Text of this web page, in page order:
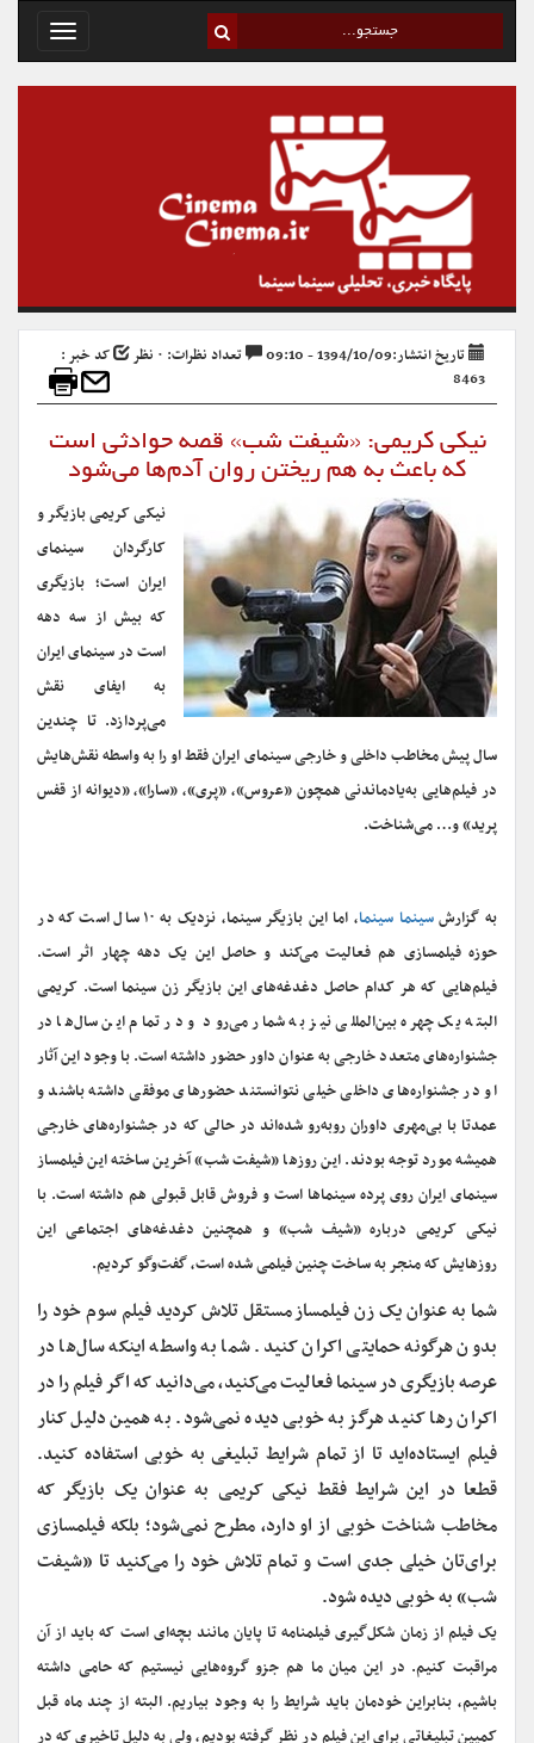
Toggle
تاریخ انتشار:1394/10/09 - 09:10 تعداد نظرات: ۰ نظر
کد خبر :
8463
نیکی کریمی: «شیفت شب» قصه حوادثی است
که باعث به هم ریختن روان آدم‌ها می‌شود
نیکی کریمی بازیگر و
کارگردان سینمای
ایران است؛ بازیگری
که بیش از سه دهه
است در سینمای ایران
به ایفای نقش
می‌پردازد. تا چندین
سال پیش مخاطب داخلی و خارجی سینمای ایران فقط او را به واسطه نقش‌هایش
در فیلم‌هایی به‌یادماندنی همچون «عروس»، «پری»، «سارا»، «دیوانه از قفس
پرید» و… می‌شناخت.
به گزارشسینما سینما
، اما این بازیگر سینما، نزدیک به ۱۰ سال است که در
حوزه فیلمسازی هم فعالیت می‌کند و حاصل این یک دهه چهار اثر است.
فیلم‌هایی که هر کدام حاصل دغدغه‌های این بازیگر زن سینما است. کریمی
البته یک چهره بین‌المللی نیز به شمار می‌رود و در تمام این سال‌ها در
جشنواره‌های متعدد خارجی به عنوان داور حضور داشته است. با وجود این آثار
او در جشنواره‌های داخلی خیلی نتوانستند حضورهای موفقی داشته باشند و
عمدتا با بی‌مهری داوران روبه‌رو شده‌اند در حالی که در جشنواره‌های خارجی
همیشه مورد توجه بودند. این روزها «شیفت شب» آخرین ساخته این فیلمساز
سینمای ایران روی پرده سینماها است و فروش قابل قبولی هم داشته است. با
نیکی کریمی درباره «شیف شب» و همچنین دغدغه‌های اجتماعی این
روزهایش که منجر به ساخت چنین فیلمی شده است، گفت‌وگو کردیم.
شما به عنوان یک زن فیلمساز مستقل تلاش کردید فیلم سوم خود را
بدون هرگونه حمایتی اکران کنید. شما به واسطه اینکه سال‌ها در
عرصه بازیگری در سینما فعالیت می‌کنید، می‌دانید که اگر فیلم را در
اکران رها کنید هرگز به خوبی دیده نمی‌شود. به همین دلیل کنار
فیلم ایستاده‌اید تا از تمام شرایط تبلیغی به خوبی استفاده کنید.
قطعا در این شرایط فقط نیکی کریمی به عنوان یک بازیگر که
مخاطب شناخت خوبی از او دارد، مطرح نمی‌شود؛ بلکه فیلمسازی
برای‌تان خیلی جدی است و تمام تلاش خود را می‌کنید تا «شیفت
شب» به خوبی دیده شود.
یک فیلم از زمان شکل‌گیری فیلمنامه تا پایان مانند بچه‌ای است که باید از آن
مراقبت کنیم. در این میان ما هم جزو گروه‌هایی نیستیم که حامی داشته
باشیم، بنابراین خودمان باید شرایط را به وجود بیاریم. البته از چند ماه قبل
کمپین تبلیغاتی برای این فیلم در نظر گرفته بودیم، ولی به دلیل تاخیری که در